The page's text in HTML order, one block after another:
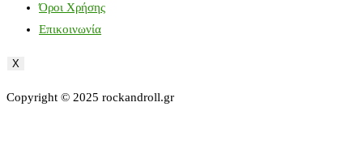
Όροι Χρήσης
Επικοινωνία
X
Copyright © 2025 rockandroll.gr